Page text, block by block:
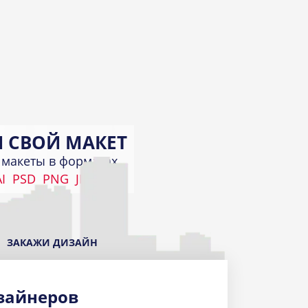
СВОЙ МАКЕТ
в форматах
PSD PNG JPEG
ЗАКАЖИ ДИЗАЙН